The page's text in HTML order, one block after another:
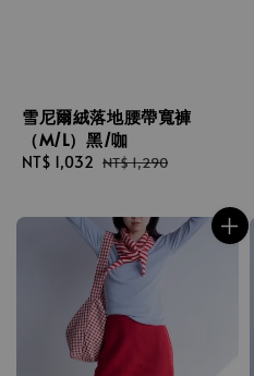
雪尼爾絨落地腰帶寬褲
（M/L）黑/咖
Sale
NT$ 1,032 Regular
NT$ 1,290